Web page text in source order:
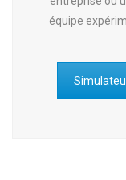
équipe